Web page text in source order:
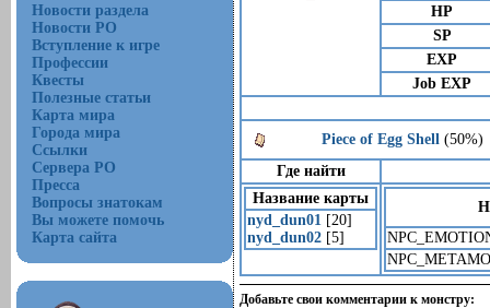
Новости раздела
Новости РО
Вступление к игре
Профессии
Квесты
Полезные статьи
Карта мира
Города мира
Ссылки
Сервера РО
Пресса
Вопросы знатокам
Вы можете помочь
Карта сайта
HP
SP
EXP
Job EXP
Piece of Egg Shell (50%)
Где найти
Название карты
nyd_dun01 [20]
nyd_dun02 [5]
Добавьте свои комментарии к монстру: